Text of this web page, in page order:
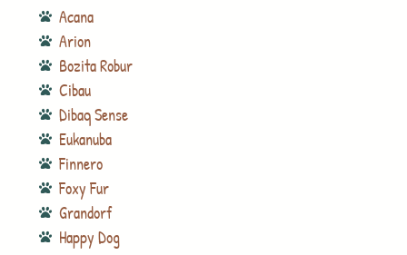
Acana
Arion
Bozita Robur
Cibau
Dibaq Sense
Eukanuba
Finnero
Foxy Fur
Grandorf
Happy Dog